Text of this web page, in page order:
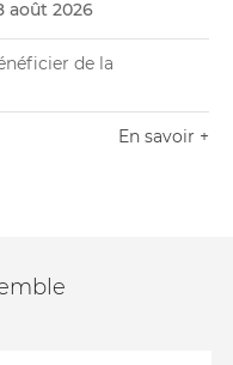
août 2026
de la
En savoir +